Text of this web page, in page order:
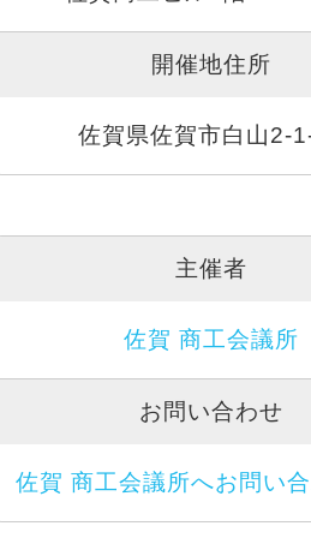
開催地住所
佐賀県佐賀市白山2-
主催者
佐賀 商工会議所
お問い合わせ
佐賀 商工会議所へお問い